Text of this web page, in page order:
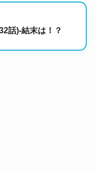
話)-結末は！？